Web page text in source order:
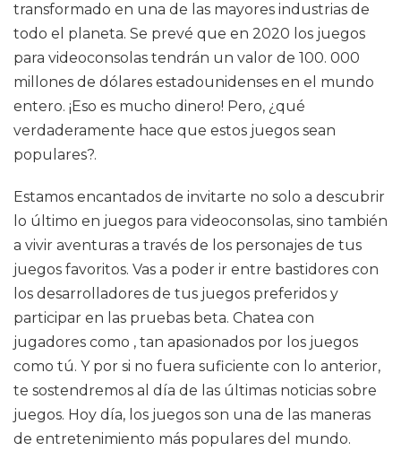
transformado en una de las mayores industrias de
todo el planeta. Se prevé que en 2020 los juegos
para videoconsolas tendrán un valor de 100. 000
millones de dólares estadounidenses en el mundo
entero. ¡Eso es mucho dinero! Pero, ¿qué
verdaderamente hace que estos juegos sean
populares?.
Estamos encantados de invitarte no solo a descubrir
lo último en juegos para videoconsolas, sino también
a vivir aventuras a través de los personajes de tus
juegos favoritos. Vas a poder ir entre bastidores con
los desarrolladores de tus juegos preferidos y
participar en las pruebas beta. Chatea con
jugadores como , tan apasionados por los juegos
como tú. Y por si no fuera suficiente con lo anterior,
te sostendremos al día de las últimas noticias sobre
juegos. Hoy día, los juegos son una de las maneras
de entretenimiento más populares del mundo.